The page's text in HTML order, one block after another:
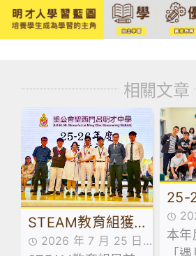
相關文章
STEAM教育組獲
奬消息
2026 年 7 月 25 日
25-
學
本年